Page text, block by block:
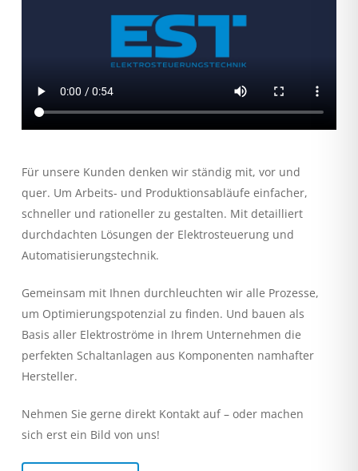
Für unsere Kunden denken wir ständig mit, vor und
quer. Um Arbeits- und Produktionsabläufe einfacher,
schneller und rationeller zu gestalten. Mit detailliert
durchdachten Lösungen der Elektrosteuerung und
Automatisierungstechnik.
Gemeinsam mit Ihnen durchleuchten wir alle Prozesse,
um Optimierungspotenzial zu finden. Und bauen als
Basis aller Elektroströme in Ihrem Unternehmen die
perfekten Schaltanlagen aus Komponenten namhafter
Hersteller.
Nehmen Sie gerne direkt Kontakt auf – oder machen
sich erst ein Bild von uns!